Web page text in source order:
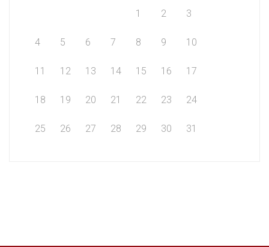
1
2 3
4 5 6 7 8 9 10
11 12 13 14 15 16 17
18 19 20 21 22 23 24
25 26 27 28 29 30 31